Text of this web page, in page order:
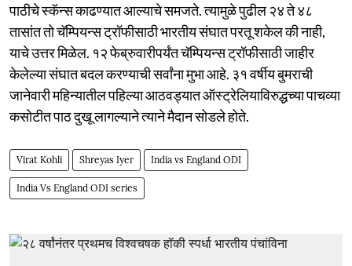
पाठीचे स्कॅन्स काढण्यात आल्याचे समजते. त्यामुळे पुढील २४ ते ४८
तासांत तो चॅम्पियन्स ट्रॉफीसाठी भारतीय संघात परतू शकेल की नाही,
याचे उत्तर मिळेल. १२ फेब्रुवारीपर्यंत चॅम्पियन्स ट्रॉफीसाठी जाहीर
केलेल्या संघात बदल करण्याची सर्वांना मुभा आहे. ३१ वर्षीय बुमराची
जानेवारी महिन्यातील पहिल्या आठवड्यात ऑस्ट्रेलियाविरुद्धच्या पाचव्या
कसोटीत पाठ दुखू लागल्याने त्याने मैदान सोडले होते.
Virat Kohli Shreyas Iyer India vs England ODI
India Vs England ODI series